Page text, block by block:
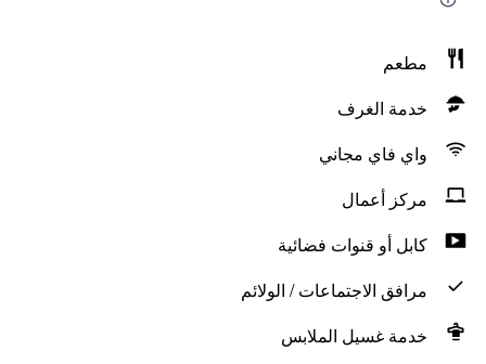
مطعم
خدمة الغرف
واي فاي مجاني
مركز أعمال
كابل أو قنوات فضائية
مرافق الاجتماعات / الولائم
خدمة غسيل الملابس